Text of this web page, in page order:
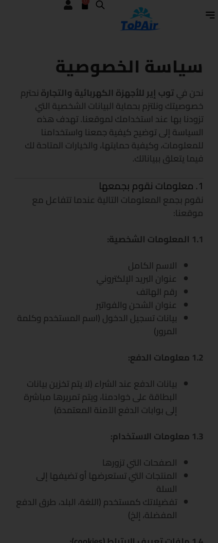
إلى
CART
سياسة الخصوصية
نحن فيتوب إير للأجهزة الكهربائية والتجارة نحترم
خصوصيتك ونلتزم بحماية البيانات الشخصية التي
تزودنا بها عند استخدامك لموقعنا. تهدف هذه
السياسة إلى توضيح كيفية جمعنا واستخدامنا
للمعلومات، وكيفية حمايتها، والخيارات المتاحة لك
فيما يتعلق ببياناتك.
1. معلومات نقوم بجمعها
نقوم بجمع المعلومات التالية عندما تتفاعل مع
موقعنا:
1.1 المعلومات الشخصية:
الاسم الكامل
عنوان البريد الإلكتروني
رقم الهاتف
عنوان الشحن والفواتير
بيانات تسجيل الدخول (اسم المستخدم وكلمة
المرور)
1.2 معلومات الدفع:
بيانات الدفع عند الشراء (لا يتم تخزين بيانات
البطاقة على خوادمنا، ويتم تمريرها مباشرة
إلى بوابات الدفع الآمنة المعتمدة)
1.3 معلومات الاستخدام:
الصفحات التي تزورها
المنتجات التي تستعرضها أو تضيفها إلى
السلة
تفضيلاتك كمستخدم (اللغة، البلد، طرق الدفع
المفضلة، إلخ)